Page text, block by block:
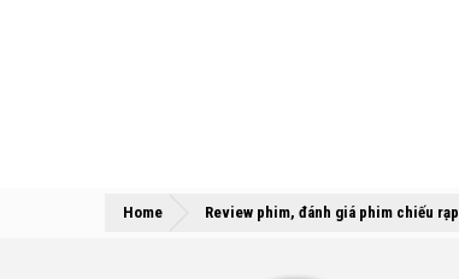
Home Review phim, đánh giá phim chiếu rạp